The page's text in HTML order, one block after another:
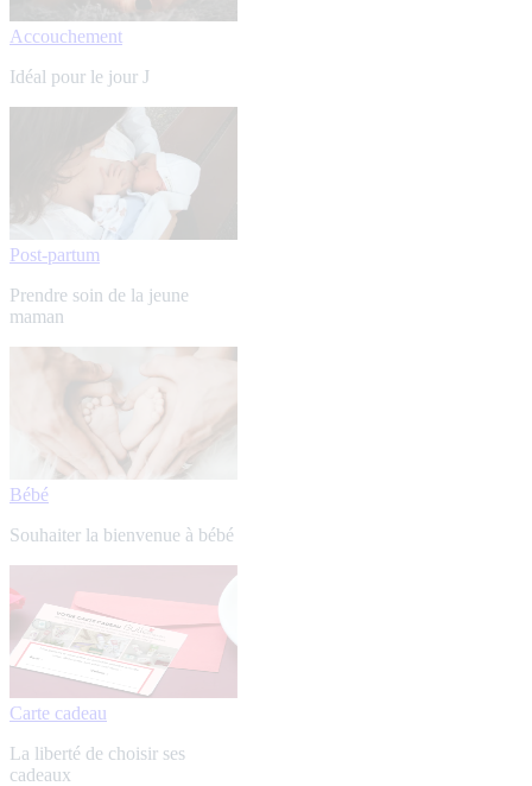
Accouchement
Idéal pour le jour J
Post-partum
Prendre soin de la jeune
maman
Bébé
Souhaiter la bienvenue à bébé
Carte cadeau
La liberté de choisir ses
cadeaux